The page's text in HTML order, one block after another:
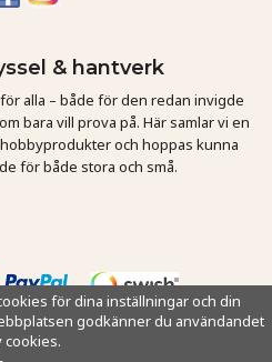
& hantverk
alla – både för den redan invigde
bara vill prova på. Här samlar vi en
och hoppas kunna
för både stora och små.
för dina inställningar och din
godkänner du användandet
cookies.